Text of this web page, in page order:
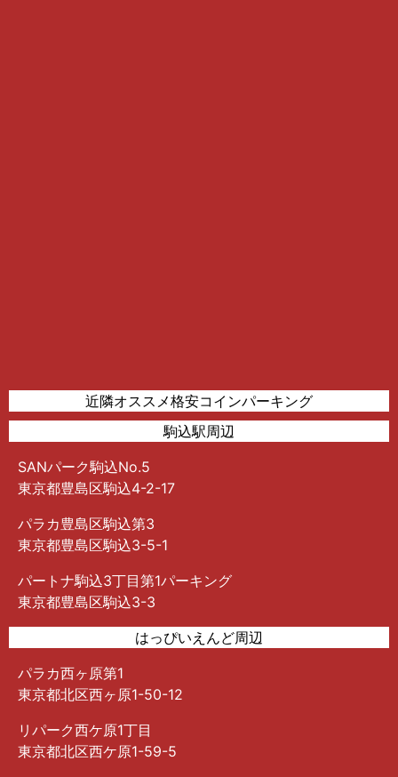
近隣オススメ格安コインパーキング
駒込駅周辺
SANパーク駒込No.5
東京都豊島区駒込4-2-17
パラカ豊島区駒込第3
東京都豊島区駒込3-5-1
パートナ駒込3丁目第1パーキング
東京都豊島区駒込3-3
はっぴいえんど周辺
パラカ西ヶ原第1
東京都北区西ヶ原1-50-12
リパーク西ケ原1丁目
東京都北区西ケ原1-59-5